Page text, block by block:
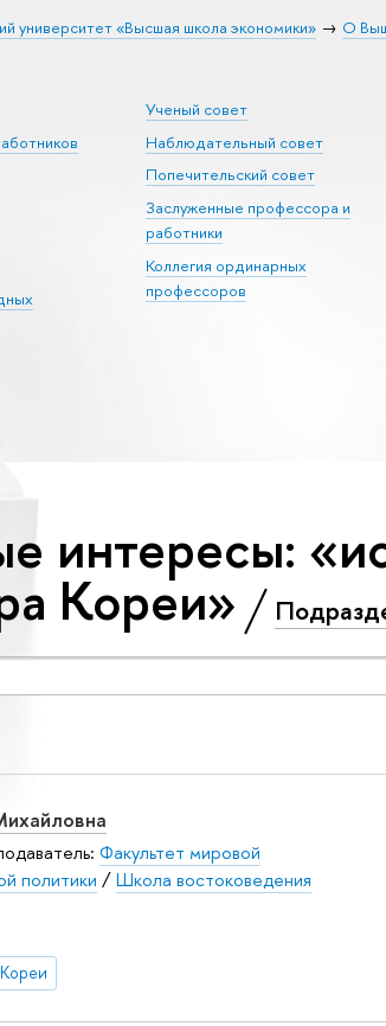
университет «Высшая школа экономики» О
Ученый совет
Наблюдательный совет
Попечительский совет
Заслуженные профессора и
работники
Коллегия ординарных
профессоров
интересы:
Кореи»
Факультет мировой
политики /Школа востоковедения